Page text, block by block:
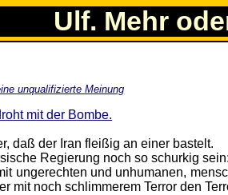
Ulf. Mehr
unqualifizierte Meinung
mit der Bombe.
daß der Iran fleißig an einer bastelt.
Regierung noch so schurkig
ungerechten und unhumanen,
mit noch schlimmerem Terror den